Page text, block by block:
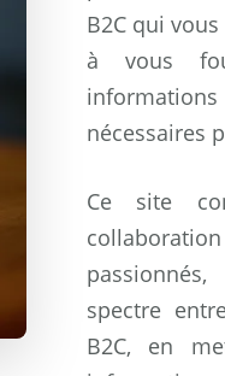
B2C qui vous
à vous
nécessaires
Ce site
spectre
B2C, en